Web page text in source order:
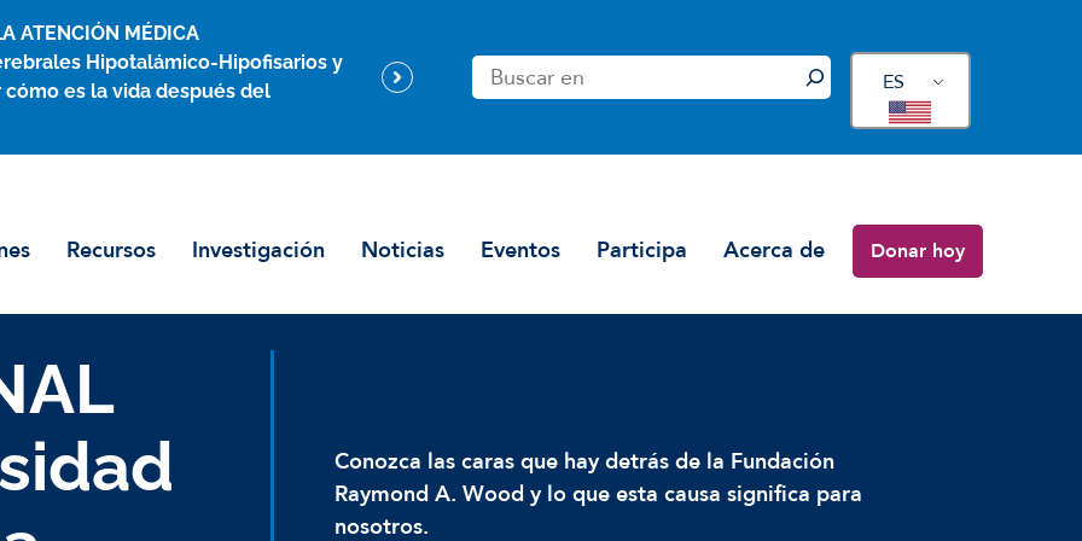
ATENCIÓN MÉDICA
Hipotalámico-Hipofisarios y
es la vida después del
B
u
e
ES
Recursos Investigación Noticias Eventos Participa Acerca de Donar hoy
Conozca las caras que hay detrás de la Fundación
Raymond A. Wood y lo que esta causa significa para
nosotros.